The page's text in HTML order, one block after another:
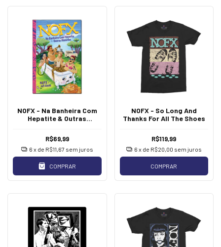
NOFX - Na Banheira Com
Hepatite & Outras
R$69,99
6 x de R$11,67 sem juros
COMPRAR
NOFX - So Long And
Thanks For All The Shoes
R$119,99
6 x de R$20,00 sem juros
COMPRAR